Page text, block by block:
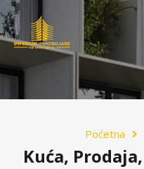
Poćetna
Kuća,